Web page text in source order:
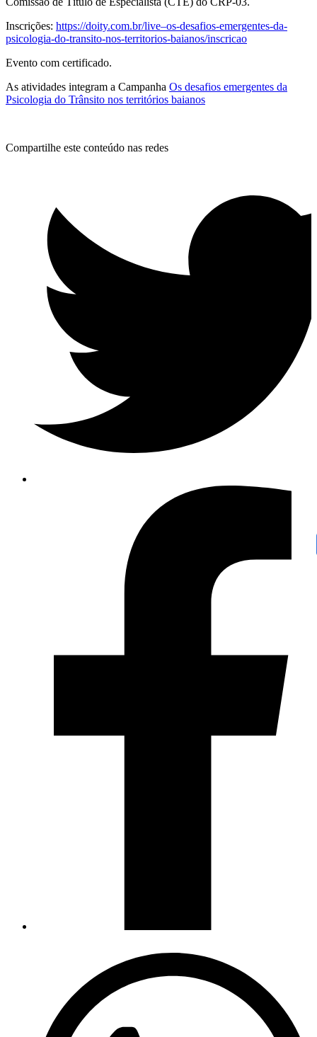
Inscrições: https://doity.com.br/live–os-desafios-emergentes-da-
psicologia-do-transito-nos-territorios-baianos/inscricao
Evento com certificado.
As atividades integram a Campanha Os desafios emergentes da
Psicologia do Trânsito nos territórios baianos
Compartilhe este conteúdo nas redes